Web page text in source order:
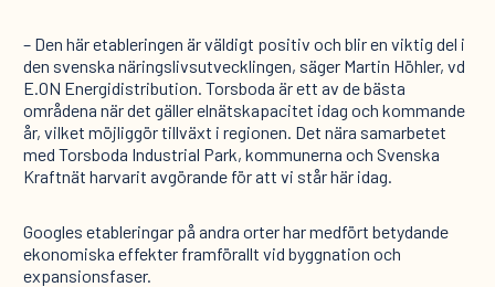
– Den här etableringen är väldigt positiv och blir en viktig del i
den svenska näringslivsutvecklingen, säger Martin Höhler, vd
E.ON Energidistribution. Torsboda är ett av de bästa
områdena när det gäller elnätskapacitet idag och kommande
år, vilket möjliggör tillväxt i regionen. Det nära samarbetet
med Torsboda Industrial Park, kommunerna och Svenska
Kraftnät harvarit avgörande för att vi står här idag.
Googles etableringar på andra orter har medfört betydande
ekonomiska effekter framförallt vid byggnation och
expansionsfaser.